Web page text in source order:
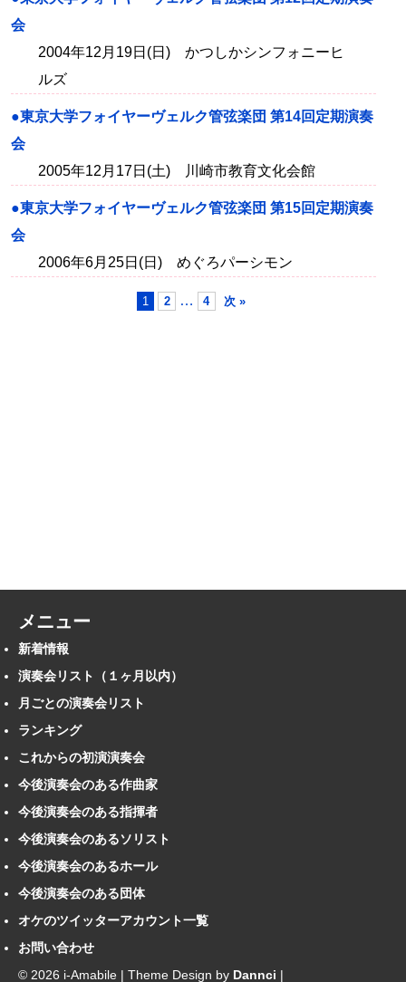
会
2004年12月19日(日) かつしかシンフォニーヒ
ルズ
●東京大学フォイヤーヴェルク管弦楽団 第14回定期演奏
会
2005年12月17日(土) 川崎市教育文化会館
●東京大学フォイヤーヴェルク管弦楽団 第15回定期演奏
会
2006年6月25日(日) めぐろパーシモン
1 2 … 4 次 »
メニュー
新着情報
演奏会リスト（１ヶ月以内）
月ごとの演奏会リスト
ランキング
これからの初演演奏会
今後演奏会のある作曲家
今後演奏会のある指揮者
今後演奏会のあるソリスト
今後演奏会のあるホール
今後演奏会のある団体
オケのツイッターアカウント一覧
お問い合わせ
© 2026 i-Amabile | Theme Design by Dannci |